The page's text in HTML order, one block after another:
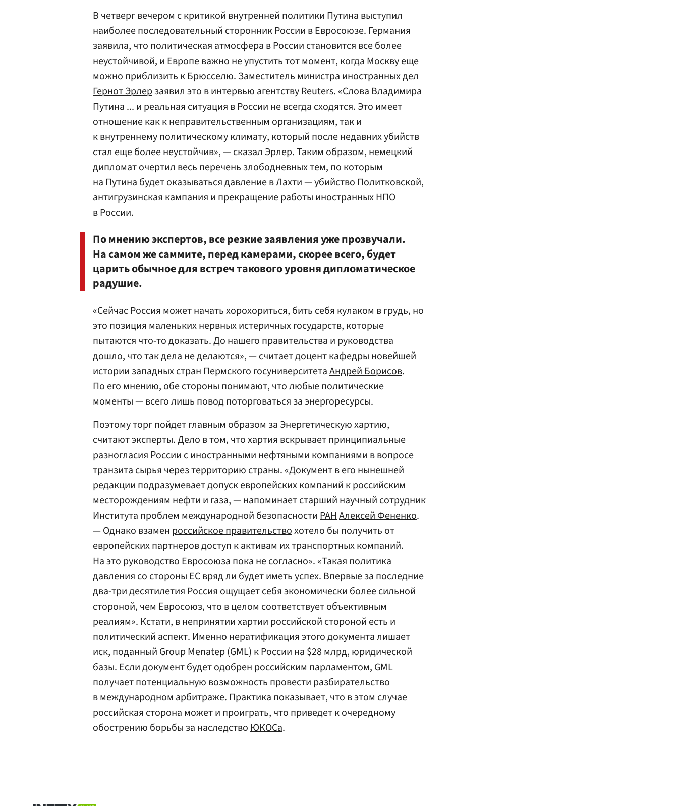
В четверг вечером с критикой внутренней политики Путина выступил
наиболее последовательный сторонник России в Евросоюзе. Германия
заявила, что политическая атмосфера в России становится все более
неустойчивой, и Европе важно не упустить тот момент, когда Москву еще
можно приблизить к Брюсселю. Заместитель министра иностранных дел
Гернот Эрлерзаявил это в интервью агентству Reuters. «Слова Владимира
Путина ... и реальная ситуация в России не всегда сходятся. Это имеет
отношение как к неправительственным организациям, так и
к внутреннему политическому климату, который после недавних убийств
стал еще более неустойчив», — сказал Эрлер. Таким образом, немецкий
дипломат очертил весь перечень злободневных тем, по которым
на Путина будет оказываться давление в Лахти — убийство Политковской,
антигрузинская кампания и прекращение работы иностранных НПО
в России.
По мнению экспертов, все резкие заявления уже прозвучали.
На самом же саммите, перед камерами, скорее всего, будет
царить обычное для встреч такового уровня дипломатическое
радушие.
«Сейчас Россия может начать хорохориться, бить себя кулаком в грудь, но
это позиция маленьких нервных истеричных государств, которые
пытаются что-то доказать. До нашего правительства и руководства
дошло, что так дела не делаются», — считает доцент кафедры новейшей
истории западных стран Пермского госуниверситетаАндрей Борисов.
По его мнению, обе стороны понимают, что любые политические
моменты — всего лишь повод поторговаться за энергоресурсы.
Поэтому торг пойдет главным образом за Энергетическую хартию,
считают эксперты. Дело в том, что хартия вскрывает принципиальные
разногласия России с иностранными нефтяными компаниями в вопросе
транзита сырья через территорию страны. «Документ в его нынешней
редакции подразумевает допуск европейских компаний к российским
месторождениям нефти и газа, — напоминает старший научный сотрудник
Института проблем международной безопасностиРАНАлексей Фененко.
— Однако взамен российское правительствохотело бы получить от
европейских партнеров доступ к активам их транспортных компаний.
На это руководство Евросоюза пока не согласно». «Такая политика
давления со стороны ЕС вряд ли будет иметь успех. Впервые за последние
два-три десятилетия Россия ощущает себя экономически более сильной
стороной, чем Евросоюз, что в целом соответствует объективным
реалиям». Кстати, в непринятии хартии российской стороной есть и
политический аспект. Именно нератификация этого документа лишает
иск, поданный Group Menatep (GML) к России на $28 млрд, юридической
базы. Если документ будет одобрен российским парламентом, GML
получает потенциальную возможность провести разбирательство
в международном арбитраже. Практика показывает, что в этом случае
российская сторона может и проиграть, что приведет к очередному
обострению борьбы за наследствоЮКОСа.